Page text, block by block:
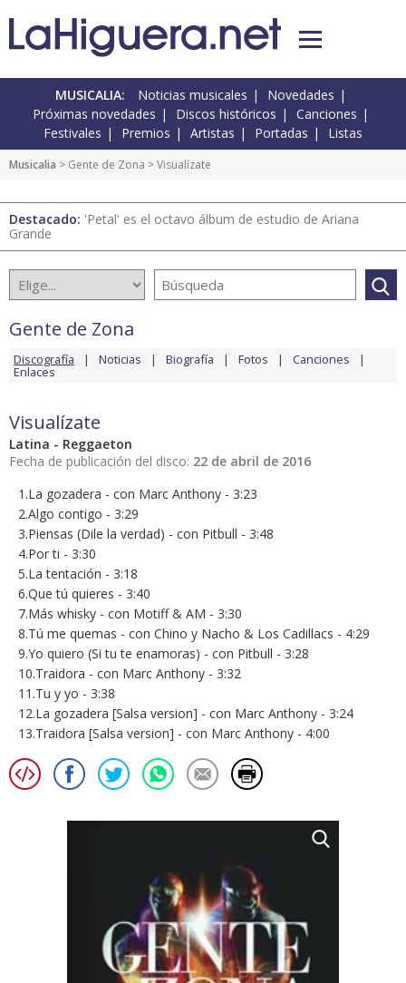
MUSICALIA: Noticias musicales
Novedades
Próximas novedades
Discos históricos
Canciones
Festivales
Premios Artistas Portadas Listas
Musicalia > Gente de Zona > Visualízate
Destacado: 'Petal' es el octavo álbum de estudio de Ariana
Grande
Gente de Zona
Discografía Noticias Biografía Fotos Canciones
Enlaces
Visualízate
Latina - Reggaeton
Fecha de publicación del disco: 22 de abril de 2016
1.La gozadera - con Marc Anthony - 3:23
2.Algo contigo - 3:29
3.Piensas (Dile la verdad) - con Pitbull - 3:48
4.Por ti - 3:30
5.La tentación - 3:18
6.Que tú quieres - 3:40
7.Más whisky - con Motiff & AM - 3:30
8.Tú me quemas - con Chino y Nacho & Los Cadillacs - 4:29
9.Yo quiero (Si tu te enamoras) - con Pitbull - 3:28
10.Traidora - con Marc Anthony - 3:32
11.Tu y yo - 3:38
12.La gozadera [Salsa version] - con Marc Anthony - 3:24
13.Traidora [Salsa version] - con Marc Anthony - 4:00